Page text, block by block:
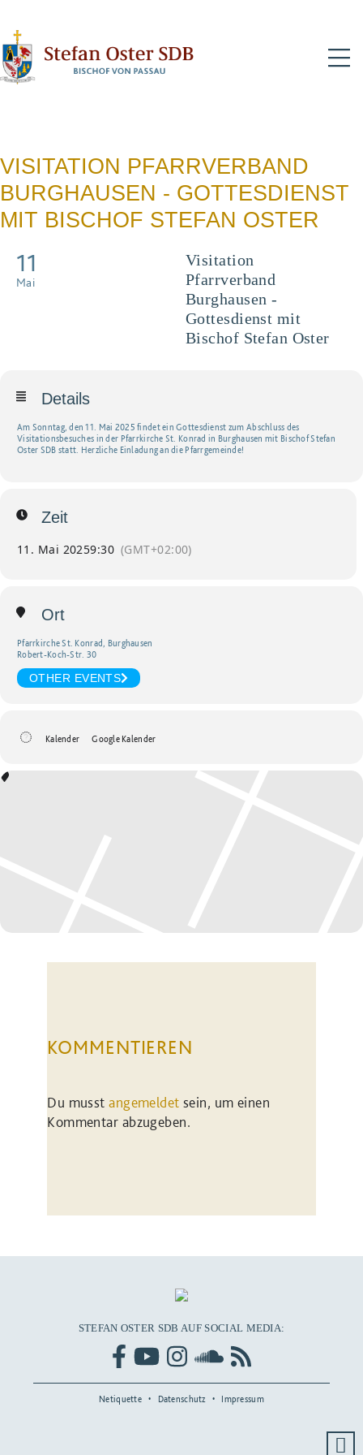
VISITATION PFARRVERBAND
BURGHAUSEN - GOTTESDIENST
MIT BISCHOF STEFAN OSTER
11
Mai
Visitation
Pfarrverband
Burghausen -
Gottesdienst mit
Bischof Stefan Oster
Details
Am Sonntag, den 11. Mai 2025 findet ein Gottesdienst zum Abschluss des
Visitationsbesuches in der Pfarrkirche St. Konrad in Burghausen mit Bischof Stefan
Oster SDB statt. Herzliche Einladung an die Pfarrgemeinde!
Zeit
11. Mai 20259:30 (GMT+02:00)
Ort
Pfarrkirche St. Konrad, Burghausen
Robert-Koch-Str. 30
OTHER EVENTS
Kalender Google Kalender
KOMMENTIEREN
Du musstangemeldet sein, um einen
Kommentar abzugeben.
STEFAN OSTER SDB AUF SOCIAL MEDIA:
Netiquette Datenschutz Impressum